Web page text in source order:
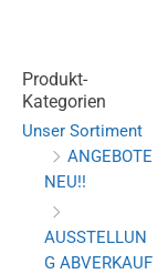
Produkt-
Kategorien
Unser Sortiment
ANGEBOTE
NEU!!
AUSSTELLUN
G ABVERKAUF